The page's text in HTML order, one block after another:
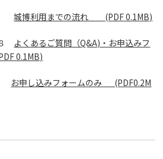
城博利用までの流れ (PDF 0.1MB)
よくあるご質問（Q&A)・お申込みフ
0.1MB)
お申し込みフォームのみ (PDF0.2M